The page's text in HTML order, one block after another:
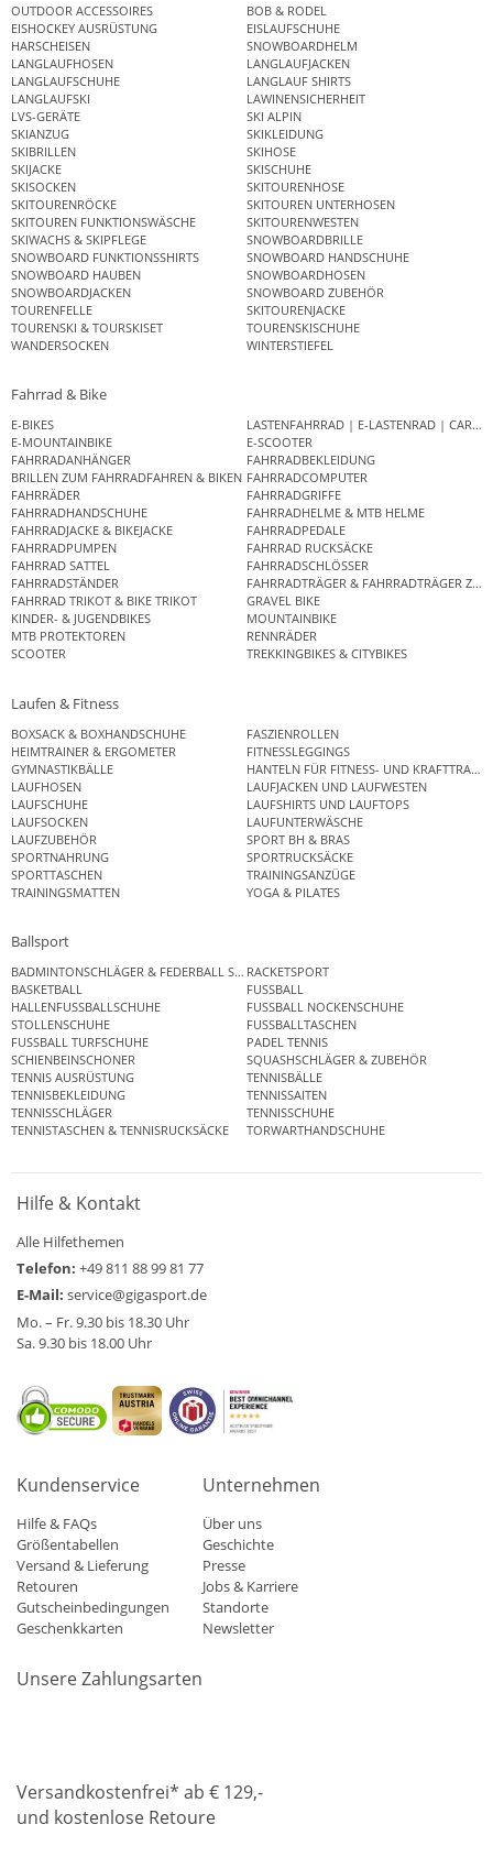
OUTDOOR ACCESSOIRES
BOB & RODEL
EISHOCKEY AUSRÜSTUNG
EISLAUFSCHUHE
HARSCHEISEN
SNOWBOARDHELM
LANGLAUFHOSEN
LANGLAUFJACKEN
LANGLAUFSCHUHE
LANGLAUF SHIRTS
LANGLAUFSKI
LAWINENSICHERHEIT
LVS-GERÄTE
SKI ALPIN
SKIANZUG
SKIKLEIDUNG
SKIBRILLEN
SKIHOSE
SKIJACKE
SKISCHUHE
SKISOCKEN
SKITOURENHOSE
SKITOURENRÖCKE
SKITOUREN UNTERHOSEN
SKITOUREN FUNKTIONSWÄSCHE
SKITOURENWESTEN
SKIWACHS & SKIPFLEGE
SNOWBOARDBRILLE
SNOWBOARD FUNKTIONSSHIRTS
SNOWBOARD HANDSCHUHE
SNOWBOARD HAUBEN
SNOWBOARDHOSEN
SNOWBOARDJACKEN
SNOWBOARD ZUBEHÖR
TOURENFELLE
SKITOURENJACKE
TOURENSKI & TOURSKISET
TOURENSKISCHUHE
WANDERSOCKEN
WINTERSTIEFEL
Fahrrad & Bike
E-BIKES
LASTENFAHRRAD | E-LASTENRAD |
E-MOUNTAINBIKE
E-SCOOTER
FAHRRADANHÄNGER
FAHRRADBEKLEIDUNG
BRILLEN ZUM FAHRRADFAHREN & BIKEN FAHRRADCOMPUTER
FAHRRÄDER
FAHRRADGRIFFE
FAHRRADHANDSCHUHE
FAHRRADHELME & MTB HELME
FAHRRADJACKE & BIKEJACKE
FAHRRADPEDALE
FAHRRADPUMPEN
FAHRRAD RUCKSÄCKE
FAHRRAD SATTEL
FAHRRADSCHLÖSSER
FAHRRADSTÄNDER
FAHRRADTRÄGER & FAHRRADTRÄGER
FAHRRAD TRIKOT & BIKE TRIKOT
GRAVEL BIKE
KINDER- & JUGENDBIKES
MOUNTAINBIKE
MTB PROTEKTOREN
RENNRÄDER
SCOOTER
TREKKINGBIKES & CITYBIKES
Laufen & Fitness
BOXSACK & BOXHANDSCHUHE
FASZIENROLLEN
HEIMTRAINER & ERGOMETER
FITNESSLEGGINGS
GYMNASTIKBÄLLE
HANTELN FÜR FITNESS- UND
LAUFHOSEN
LAUFJACKEN UND LAUFWESTEN
LAUFSCHUHE
LAUFSHIRTS UND LAUFTOPS
LAUFSOCKEN
LAUFUNTERWÄSCHE
LAUFZUBEHÖR
SPORT BH & BRAS
SPORTNAHRUNG
SPORTRUCKSÄCKE
SPORTTASCHEN
TRAININGSANZÜGE
TRAININGSMATTEN
YOGA & PILATES
Ballsport
BADMINTONSCHLÄGER & FEDERBALL SETSRACKETSPORT
BASKETBALL
FUSSBALL
HALLENFUSSBALLSCHUHE
FUSSBALL NOCKENSCHUHE
STOLLENSCHUHE
FUSSBALLTASCHEN
FUSSBALL TURFSCHUHE
PADEL TENNIS
SCHIENBEINSCHONER
SQUASHSCHLÄGER & ZUBEHÖR
TENNIS AUSRÜSTUNG
TENNISBÄLLE
TENNISBEKLEIDUNG
TENNISSAITEN
TENNISSCHLÄGER
TENNISSCHUHE
TENNISTASCHEN & TENNISRUCKSÄCKE
TORWARTHANDSCHUHE
Hilfe & Kontakt
Alle Hilfethemen
Telefon: +49 811 88 99 81 77
E-Mail: service@gigasport.de
Mo. – Fr. 9.30 bis 18.30 Uhr
Sa. 9.30 bis 18.00 Uhr
Kundenservice
Hilfe & FAQs
Größentabellen
Versand & Lieferung
Retouren
Gutscheinbedingungen
Geschenkkarten
Unternehmen
Über uns
Geschichte
Presse
Jobs & Karriere
Standorte
Newsletter
Unsere Zahlungsarten
Versandkostenfrei* ab € 129,-
und kostenlose Retoure